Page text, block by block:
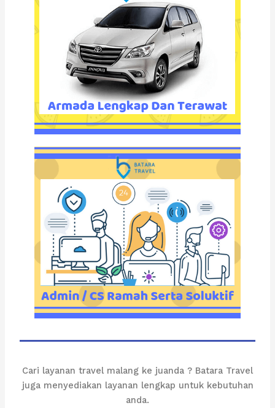
Cari layanan travel malang ke juanda ? Batara Travel
juga menyediakan layanan lengkap untuk kebutuhan
anda.